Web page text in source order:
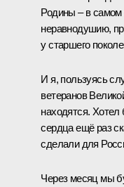
Родины – в самом
неравнодушию,
у старшего
И я, пользуясь
ветеранов
находятся. Хотел
сердца ещё раз
сделали для
Через месяц мы